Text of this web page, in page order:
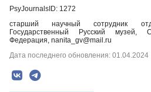
PsyJournalsID: 1272
старший научный сотрудник
Государственный Русский музей,
Федерация, nanita_gv@mail.ru
Дата последнего обновления: 01.04.2024